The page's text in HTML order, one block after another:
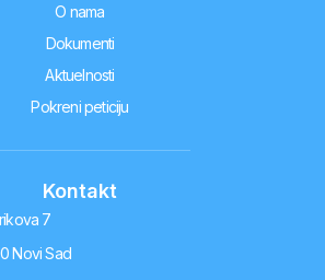
O nama
Dokumenti
Aktuelnosti
Pokreni peticiju
Kontakt
7
Novi Sad